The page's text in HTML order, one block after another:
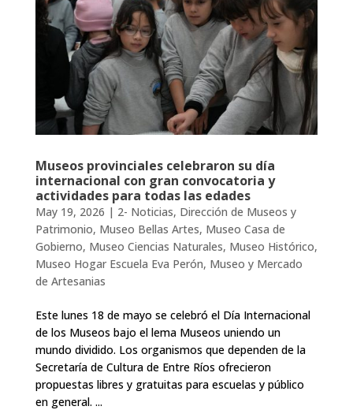
Museos provinciales celebraron su día
internacional con gran convocatoria y
actividades para todas las edades
May 19, 2026 | 2- Noticias, Dirección de Museos y
Patrimonio, Museo Bellas Artes, Museo Casa de
Gobierno, Museo Ciencias Naturales, Museo Histórico,
Museo Hogar Escuela Eva Perón, Museo y Mercado
de Artesanias
Este lunes 18 de mayo se celebró el Día Internacional
de los Museos bajo el lema Museos uniendo un
mundo dividido. Los organismos que dependen de la
Secretaría de Cultura de Entre Ríos ofrecieron
propuestas libres y gratuitas para escuelas y público
en general. ...